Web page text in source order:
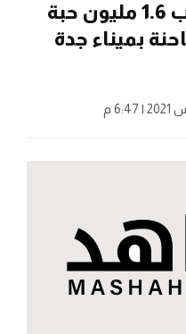
بالفيديو.. إحباط تهريب 1.6 مليون حبة
بميناء جدة